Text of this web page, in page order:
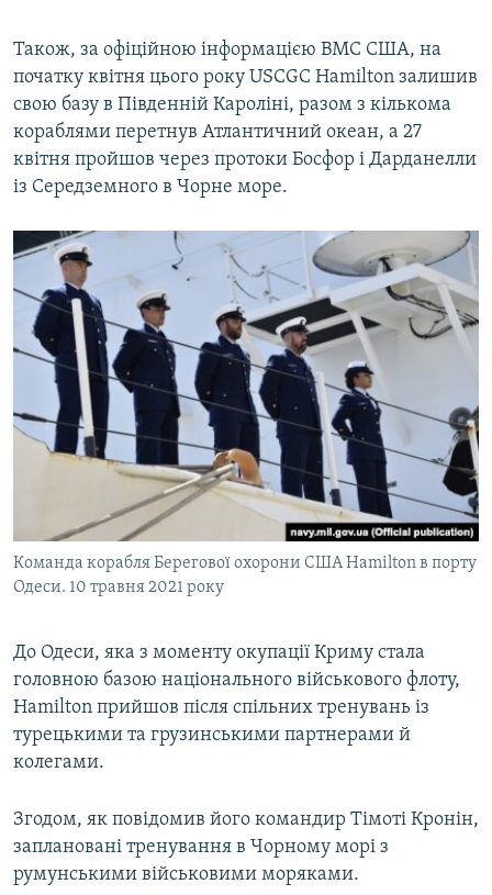
Також, за офіційною інформацією ВМС США, на
початку квітня цього року USCGC Hamilton залишив
свою базу в Південній Кароліні, разом з кількома
кораблями перетнув Атлантичний океан, а 27
квітня пройшов через протоки Босфор і Дарданелли
із Середземного в Чорне море.
Команда корабля Берегової охорони США Hamilton в порту
Одеси. 10 травня 2021 року
До Одеси, яка з моменту окупації Криму стала
головною базою національного військового флоту,
Hamilton прийшов після спільних тренувань із
турецькими та грузинськими партнерами й
колегами.
Згодом, як повідомив його командир Тімоті Кронін,
заплановані тренування в Чорному морі з
румунськими військовими моряками.